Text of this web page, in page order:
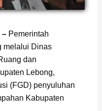
–Pemerintah
melalui Dinas
dan
Lebong,
(FGD) penyuluhan
Kabupaten